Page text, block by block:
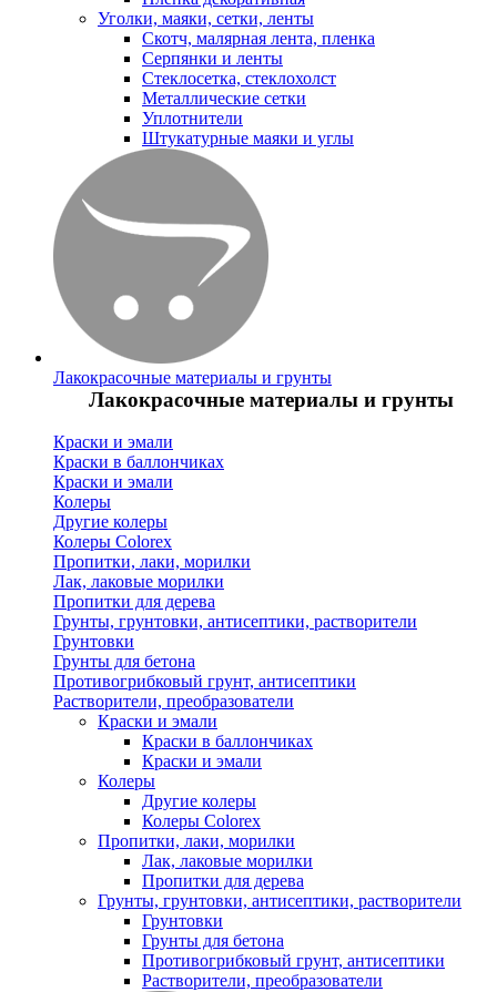
Уголки, маяки, сетки, ленты
Скотч, малярная лента, пленка
Серпянки и ленты
Стеклосетка, стеклохолст
Металлические сетки
Уплотнители
Штукатурные маяки и углы
Лакокрасочные материалы и грунты
Лакокрасочные материалы и грунты
Краски и эмали
Краски в баллончиках
Краски и эмали
Колеры
Другие колеры
Колеры Colorex
Пропитки, лаки, морилки
Лак, лаковые морилки
Пропитки для дерева
Грунты, грунтовки, антисептики, растворители
Грунтовки
Грунты для бетона
Противогрибковый грунт, антисептики
Растворители, преобразователи
Краски и эмали
Краски в баллончиках
Краски и эмали
Колеры
Другие колеры
Колеры Colorex
Пропитки, лаки, морилки
Лак, лаковые морилки
Пропитки для дерева
Грунты, грунтовки, антисептики, растворители
Грунтовки
Грунты для бетона
Противогрибковый грунт, антисептики
Растворители, преобразователи